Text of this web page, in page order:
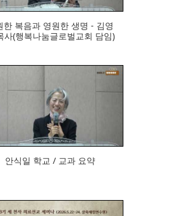
한 복음과 영원한 생명 - 김영
사(행복나눔글로벌교회 담임)
안식일 학교 / 교과 요약